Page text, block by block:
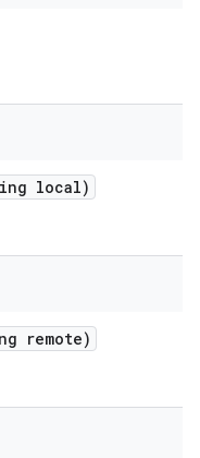
local)
remote)